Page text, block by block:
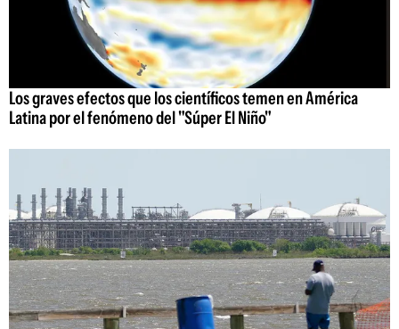
Los graves efectos que los científicos temen en América
Latina por el fenómeno del "Súper El Niño"